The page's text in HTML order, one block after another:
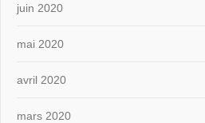
juin 2020
mai 2020
avril 2020
mars 2020